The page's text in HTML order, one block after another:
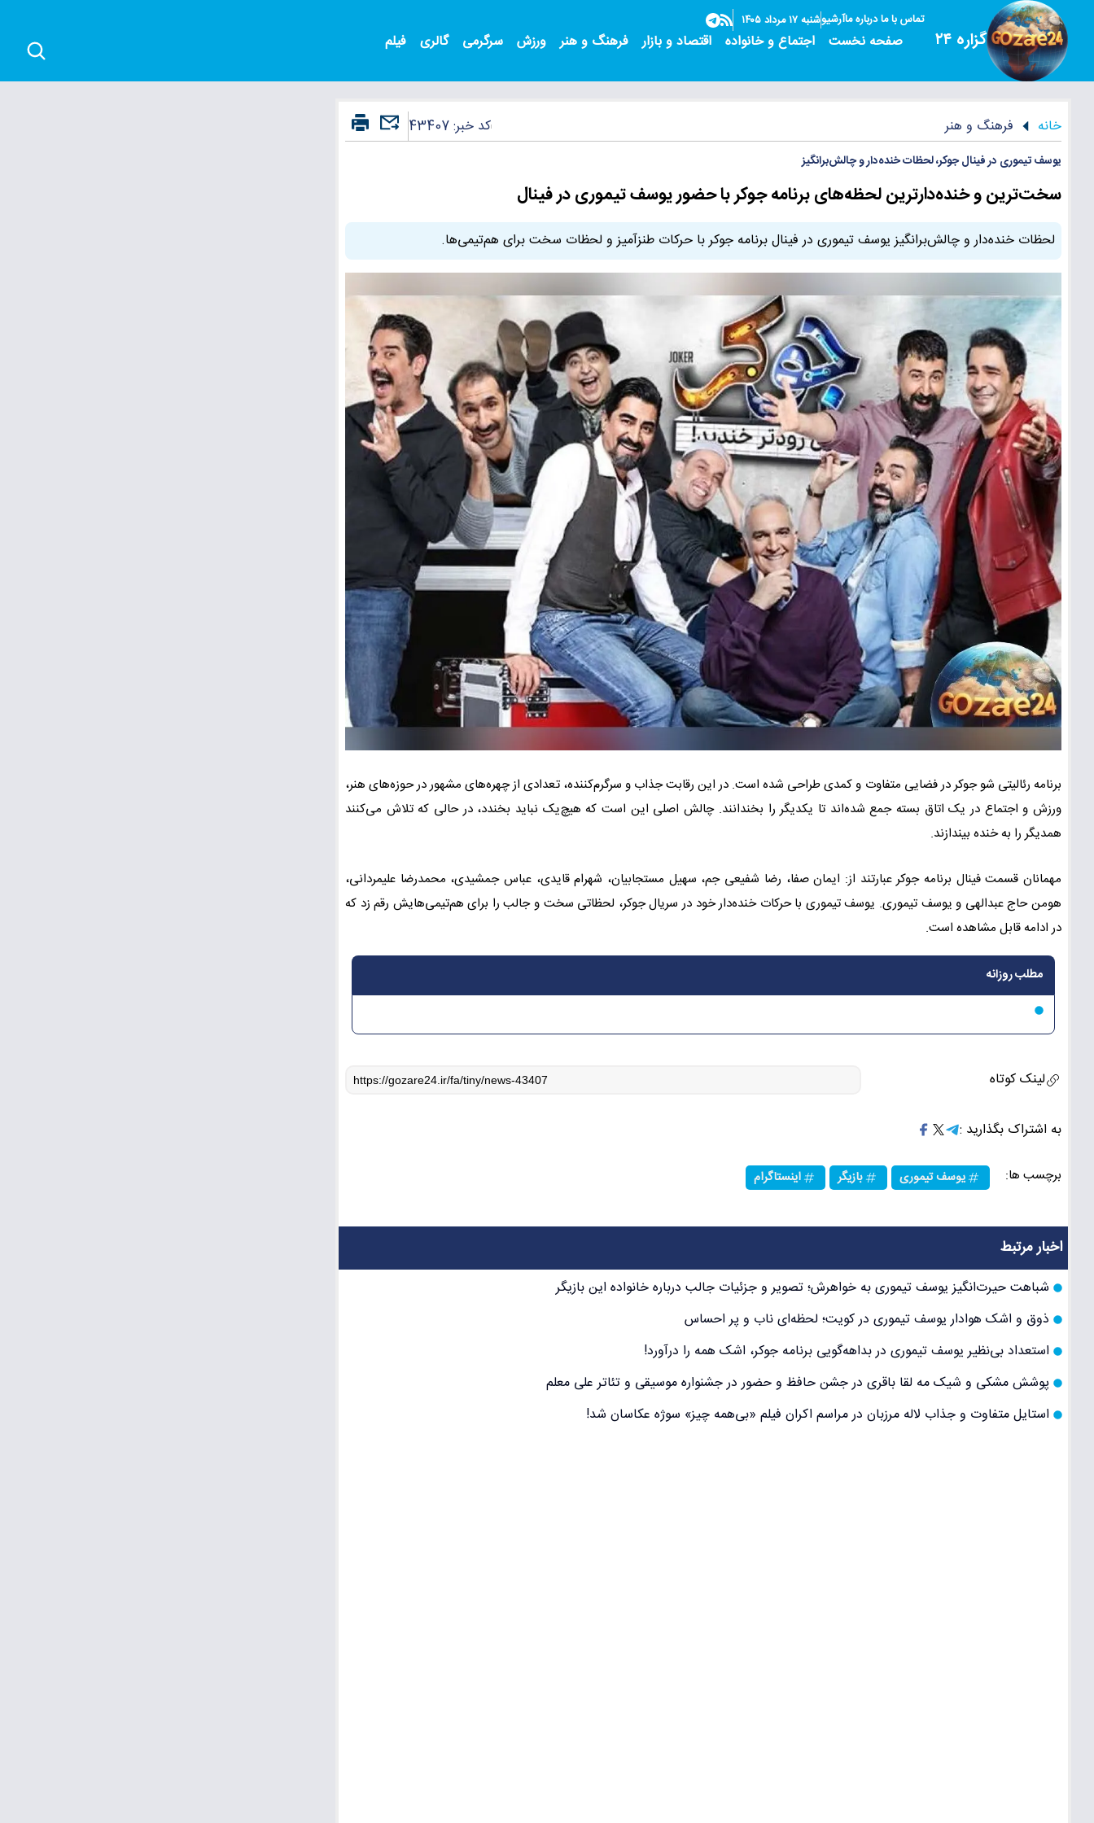
گزاره ۲۴
تماس با مادرباره ماآرشیوشنبه ۱۷ مرداد ۱۴۰۵
صفحه نخست اجتماع و خانواده اقتصاد و بازار فرهنگ و هنر ورزش سرگرمی گالری فیلم
خانه فرهنگ و هنر کد خبر:43407
یوسف تیموری در فینال جوکر، لحظات خنده‌دار و چالش‌برانگیز
سخت‌ترین و خنده‌دارترین لحظه‌های برنامه جوکر با حضور یوسف تیموری در فینال
لحظات خنده‌دار و چالش‌برانگیز یوسف تیموری در فینال برنامه جوکر با حرکات طنزآمیز و لحظات سخت برای هم‌تیمی‌ها.
برنامه رئالیتی شو جوکر در فضایی متفاوت و کمدی طراحی شده است. در این رقابت جذاب و سرگرم‌کننده، تعدادی از چهره‌های مشهور در حوزه‌های هنر،
ورزش و اجتماع در یک اتاق بسته جمع شده‌اند تا یکدیگر را بخندانند. چالش اصلی این است که هیچ‌یک نباید بخندد، در حالی که تلاش می‌کنند
همدیگر را به خنده بیندازند.
مهمانان قسمت فینال برنامه جوکر عبارتند از: ایمان صفا، رضا شفیعی جم، سهیل مستجابیان، شهرام قایدی، عباس جمشیدی، محمدرضا علیمردانی،
هومن حاج عبدالهی و یوسف تیموری. یوسف تیموری با حرکات خنده‌دار خود در سریال جوکر، لحظاتی سخت و جالب را برای هم‌تیمی‌هایش رقم زد که
در ادامه قابل مشاهده است.
مطلب روزانه
لینک کوتاه
به اشتراک بگذارید :
برچسب ها: یوسف تیموری بازیگر اینستاگرام
اخبار مرتبط
شباهت حیرت‌انگیز یوسف تیموری به خواهرش؛ تصویر و جزئیات جالب درباره خانواده این بازیگر
ذوق و اشک هوادار یوسف تیموری در کویت؛ لحظه‌ای ناب و پر احساس
استعداد بی‌نظیر یوسف تیموری در بداهه‌گویی برنامه جوکر، اشک همه را درآورد!
پوشش مشکی و شیک مه لقا باقری در جشن حافظ و حضور در جشنواره موسیقی و تئاتر علی معلم
استایل متفاوت و جذاب لاله مرزبان در مراسم اکران فیلم «بی‌همه چیز» سوژه عکاسان شد!